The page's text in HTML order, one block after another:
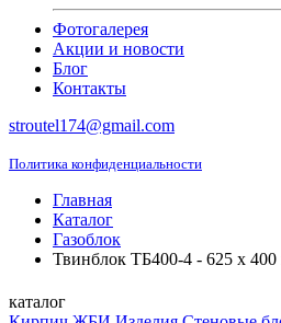
Фотогалерея
Акции и новости
Блог
Контакты
stroutel174@gmail.com
Политика конфиденциальности
Главная
Каталог
Газоблок
Твинблок ТБ400-4 - 625 x
каталог